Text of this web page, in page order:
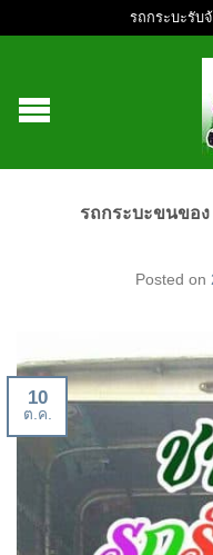
รถกระบะรับ
รถกระบะขนของ
Posted on
10
ต.ค.